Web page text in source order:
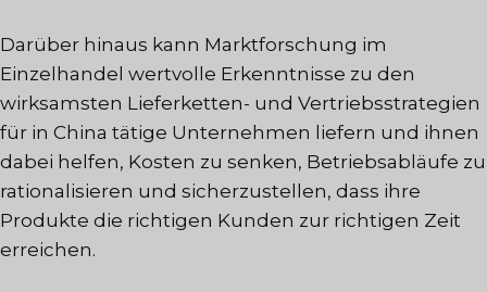
Darüber hinaus kann Marktforschung im
Einzelhandel wertvolle Erkenntnisse zu den
wirksamsten Lieferketten- und Vertriebsstrategien
für in China tätige Unternehmen liefern und ihnen
dabei helfen, Kosten zu senken, Betriebsabläufe zu
rationalisieren und sicherzustellen, dass ihre
Produkte die richtigen Kunden zur richtigen Zeit
erreichen.